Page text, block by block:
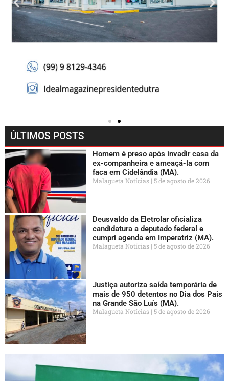
ÚLTIMOS POSTS
Homem é preso após invadir casa da
ex-companheira e ameaçá-la com
faca em Cidelândia (MA).
Malagueta Notícias 5 de agosto de 2026
Deusvaldo da Eletrolar oficializa
candidatura a deputado federal e
cumpri agenda em Imperatriz (MA).
Malagueta Notícias 5 de agosto de 2026
Justiça autoriza saída temporária de
mais de 950 detentos no Dia dos Pais
na Grande São Luís (MA).
Malagueta Notícias 5 de agosto de 2026